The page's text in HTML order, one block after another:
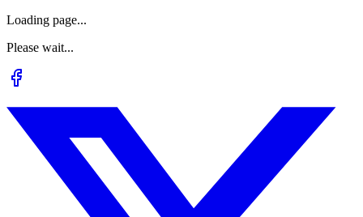
Loading page...
Please wait...